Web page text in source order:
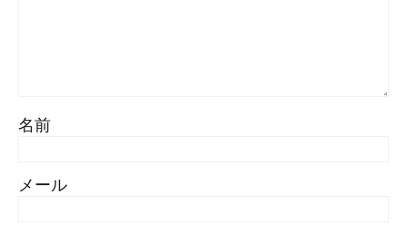
名前
メール